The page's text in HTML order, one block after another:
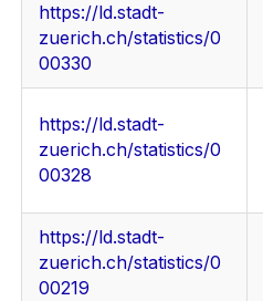
https://ld.stadt-
zuerich.ch/statistics/0
00330
https://ld.stadt-
zuerich.ch/statistics/0
00328
https://ld.stadt-
zuerich.ch/statistics/0
00219